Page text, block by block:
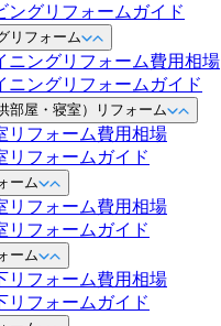
ングリフォームガイド
リフォーム
ニングリフォーム費用相場
ニングリフォームガイド
部屋・寝室）リフォーム
リフォーム費用相場
リフォームガイド
ーム
リフォーム費用相場
リフォームガイド
ーム
リフォーム費用相場
リフォームガイド